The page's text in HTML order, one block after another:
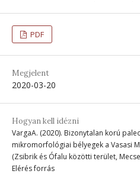
PDF
Megjelent
2020-03-20
Hogyan kell idézni
VargaA. (2020). Bizonytalan korú
mikromorfológiai bélyegek a Vasasi
(Zsibrik és Ófalu közötti terület,
Elérés forrás